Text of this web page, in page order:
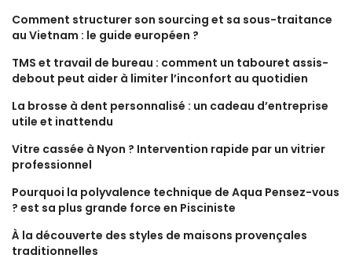
Comment structurer son sourcing et sa sous-traitance
au Vietnam : le guide européen ?
TMS et travail de bureau : comment un tabouret assis-
debout peut aider à limiter l’inconfort au quotidien
La brosse à dent personnalisé : un cadeau d’entreprise
utile et inattendu
Vitre cassée à Nyon ? Intervention rapide par un vitrier
professionnel
Pourquoi la polyvalence technique de Aqua Pensez-vous
? est sa plus grande force en Pisciniste
À la découverte des styles de maisons provençales
traditionnelles